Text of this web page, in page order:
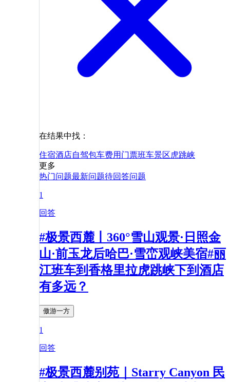
在结果中找：
住宿酒店自驾包车费用 门票班车景区虎跳峡
更多
热门问题最新问题待回答问题
1
回答
#极景西麓丨360°雪山观景·日照金
山·前玉龙后哈巴·雪峦观峡美宿#丽
江班车到香格里拉虎跳峡下到酒店
有多远？
傲游一方
1
回答
#极景西麓别苑｜Starry Canyon 民